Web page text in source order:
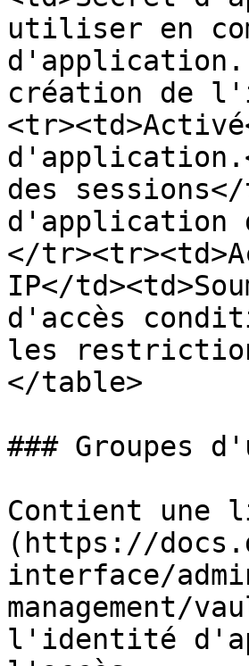
utiliser en
d'application.
création de
des
d'application
</
IP</
d'accès
les
</table>
### Groupes
Contient une
(https://
interface/
management/
l'identité